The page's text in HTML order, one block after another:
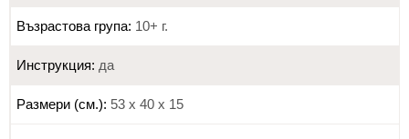
Възрастова група: 10+ г.
Инструкция: да
Размери (см.): 53 х 40 х 15